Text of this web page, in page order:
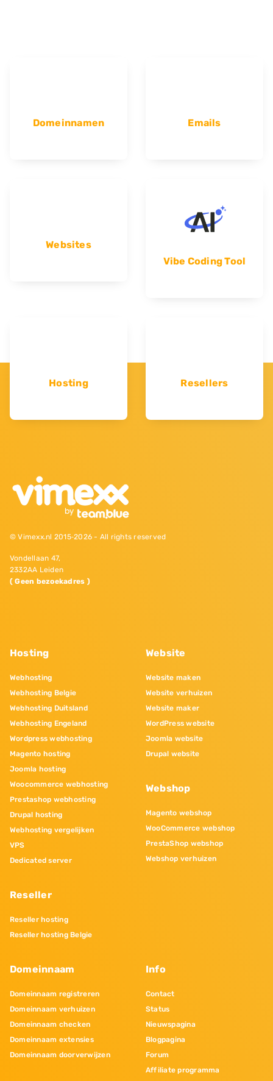
Domeinnamen Emails
Websites
Vibe Coding Tool
Hosting Resellers
© Vimexx.nl 2015‐2026 - All rights reserved
Vondellaan 47,
2332AA Leiden
( Geen bezoekadres )
Hosting
Webhosting
Webhosting Belgie
Webhosting Duitsland
Webhosting Engeland
Wordpress webhosting
Magento hosting
Joomla hosting
Woocommerce webhosting
Prestashop webhosting
Drupal hosting
Webhosting vergelijken
VPS
Dedicated server
Reseller
Reseller hosting
Reseller hosting Belgie
Website
Website maken
Website verhuizen
Website maker
WordPress website
Joomla website
Drupal website
Webshop
Magento webshop
WooCommerce webshop
PrestaShop webshop
Webshop verhuizen
Domeinnaam
Domeinnaam registreren
Domeinnaam verhuizen
Domeinnaam checken
Domeinnaam extensies
Domeinnaam doorverwijzen
Info
Contact
Status
Nieuwspagina
Blogpagina
Forum
Affiliate programma